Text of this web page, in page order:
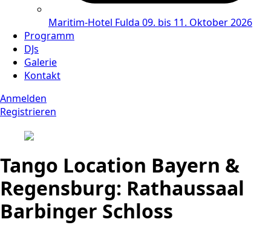
Maritim-Hotel Fulda 09. bis 11. Oktober 2026
Programm
DJs
Galerie
Kontakt
Anmelden
Registrieren
Tango Location Bayern &
Regensburg: Rathaussaal
Barbinger Schloss